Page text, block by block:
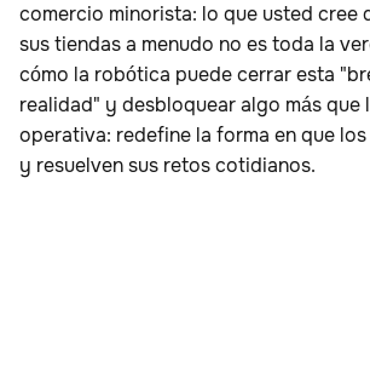
comercio minorista: lo que usted cree
sus tiendas a menudo no es toda la
cómo la robótica puede cerrar esta
realidad" y desbloquear algo más que
operativa: redefine la forma en que
y resuelven sus retos cotidianos.